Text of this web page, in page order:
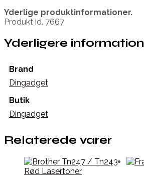
Yderlige produktinformationer.
Produkt id. 7667
Yderligere information
Brand
Dingadget
Butik
Dingadget
Relaterede varer